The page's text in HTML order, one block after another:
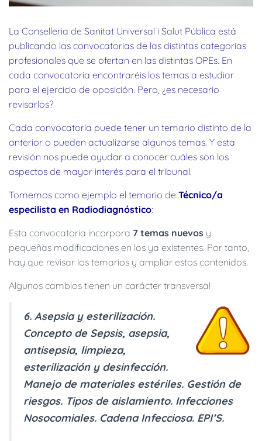
La Conselleria de Sanitat Universal i Salut Pública está
publicando las convocatorias de las distintas categorías
profesionales que se ofertan en las distintas OPEs. En
cada convocatoria encontraréis los temas a estudiar
para el ejercicio de oposición. Pero, ¿es necesario
revisarlos?
Cada convocatoria puede tener un temario distinto de la
anterior o pueden actualizarse algunos temas. Y esta
revisión nos puede ayudar a conocer cuáles son los
aspectos de mayor interés para el tribunal.
Tomemos como ejemplo el temario de Técnico/a
especilista en Radiodiagnóstico:
Esta convocatoria incorpora 7 temas nuevos y
pequeñas modificaciones en los ya existentes. Por tanto,
hay que revisar los temarios y ampliar estos contenidos.
Algunos cambios tienen un carácter transversal
6. Asepsia y esterilización.
Concepto de Sepsis, asepsia,
antisepsia, limpieza,
esterilización y desinfección.
Manejo de materiales estériles. Gestión de
riesgos. Tipos de aislamiento. Infecciones
Nosocomiales. Cadena Infecciosa. EPI’S.